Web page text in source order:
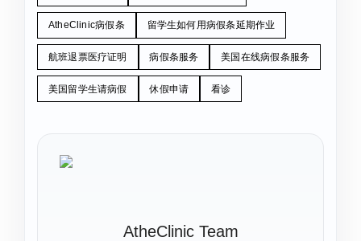
AtheClinic病假条 留学生如何用病假条延期作业
航班退票医疗证明 病假条服务 美国在线病假条服务
美国留学生请病假 休假申请 看诊
AtheClinic Team